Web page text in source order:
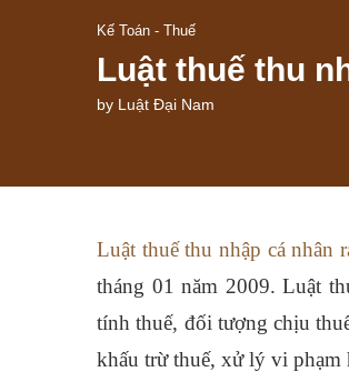
Kế Toán - Thuế
Luật thuế thu
by Luật Đại Nam
Luật thuế thu nhập cá nhân
tháng 01 năm 2009. Luật
tính thuế, đối tượng chịu
khấu trừ thuế, xử lý vi phạm